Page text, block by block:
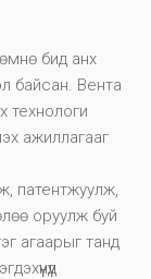
бид анх
байсан. Вента
технологи
ажиллагааг
патентжуулж,
оруулж буй
агаарыг танд